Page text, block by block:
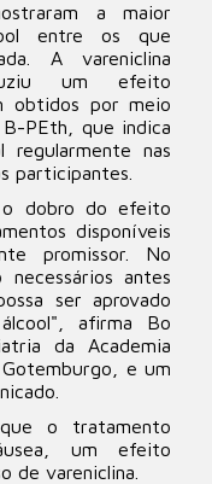
a maior
entre os que
A vareniclina
um efeito
obtidos por meio
PEth, que indica
regularmente nas
participantes.
o dobro do efeito
disponíveis
promissor. No
antes
ser aprovado
afirma Bo
da Academia
e um
o tratamento
um efeito
de vareniclina.